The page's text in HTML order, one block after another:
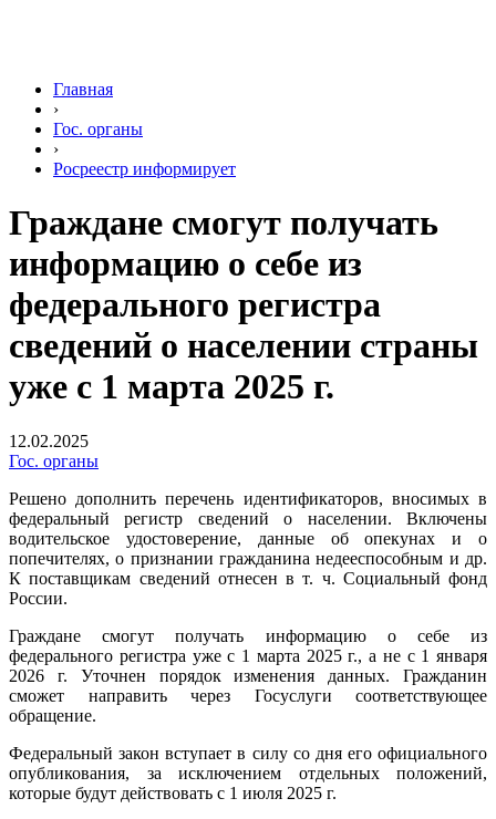
Главная
›
Гос. органы
›
Росреестр информирует
Граждане смогут получать
информацию о себе из
федерального регистра
сведений о населении страны
уже с 1 марта 2025 г.
12.02.2025
Гос. органы
Решено дополнить перечень идентификаторов, вносимых в
федеральный регистр сведений о населении. Включены
водительское удостоверение, данные об опекунах и о
попечителях, о признании гражданина недееспособным и др.
К поставщикам сведений отнесен в т. ч. Социальный фонд
России.
Граждане смогут получать информацию о себе из
федерального регистра уже с 1 марта 2025 г., а не с 1 января
2026 г. Уточнен порядок изменения данных. Гражданин
сможет направить через Госуслуги соответствующее
обращение.
Федеральный закон вступает в силу со дня его официального
опубликования, за исключением отдельных положений,
которые будут действовать с 1 июля 2025 г.